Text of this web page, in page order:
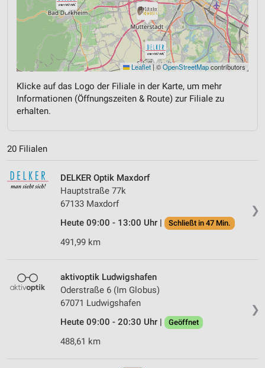
Leaflet|©OpenStreetMapcontributors
Klicke auf das Logo der Filiale in der Karte, um mehr
Informationen (Öffnungszeiten & Route) zur Filiale zu
erhalten.
20 Filialen
❯
DELKER Optik Maxdorf
Hauptstraße 77k
67133 Maxdorf
Heute 09:00 - 13:00 Uhr |
Schließt in 47 Min.
491,99 km
❯
aktivoptik Ludwigshafen
Oderstraße 6 (Im Globus)
67071 Ludwigshafen
Heute 09:00 - 20:30 Uhr |
Geöffnet
488,61 km